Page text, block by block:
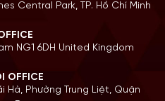
Central Park, TP. Hồ Chí Minh
NG1 6DH United Kingdom
OFFICE
Hà, Phường Trung Liệt, Quận